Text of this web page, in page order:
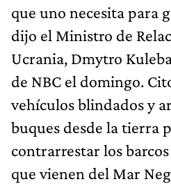
que uno necesita para
dijo el Ministro de
Ucrania, Dmytro
de NBC el domingo.
vehículos blindados y
buques desde la tierra
contrarrestar los
que vienen del Mar